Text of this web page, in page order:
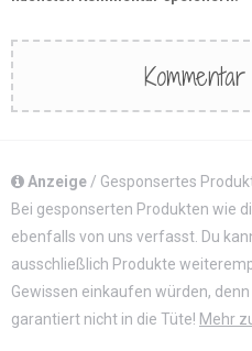
Anzeige / Gesponsertes
Bei gesponserten Produkten wie
ebenfalls von uns verfasst. Du
ausschließlich Produkte
Gewissen einkaufen würden,
garantiert nicht in die Tüte! Mehr